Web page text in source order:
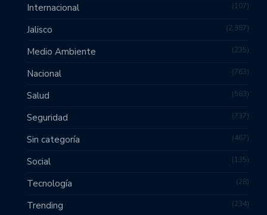
Internacional 107
Jalisco 2,387
Medio Ambiente 235
Nacional 763
Salud 583
Seguridad 737
Sin categoría 467
Social 135
Tecnología 28
Trending 234